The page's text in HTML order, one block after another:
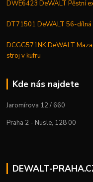
DWE6423 DeWALT Pěstní
DT71501 DeWALT 56-dílná
DCGG571NK DeWALT
stroj v kufru
Kde nás najdete
Jaromírova 12 / 660
Praha 2 - Nusle, 128 00
DEWALT-